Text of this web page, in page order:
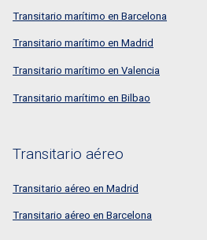
Transitario marítimo en Barcelona
Transitario marítimo en Madrid
Transitario marítimo en Valencia
Transitario marítimo en Bilbao
Transitario aéreo
Transitario aéreo en Madrid
Transitario aéreo en Barcelona